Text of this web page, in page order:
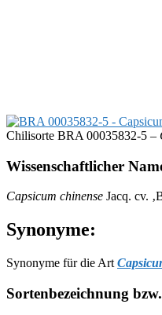
Chilisorte BRA 00035832-5 –
Wissenschaftlicher
Capsicum chinense Jacq. cv.
Synonyme:
Synonyme für die Art
Sortenbezeichnung